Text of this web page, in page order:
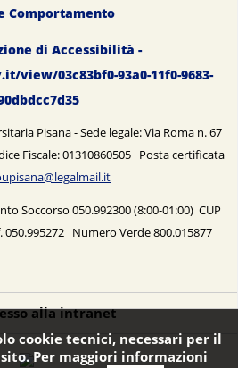
Comportamento
di Accessibilità -
view/03c83bf0-93a0-11f0-9683-
Pisana - Sede legale: Via Roma n. 67
Fiscale: 01310860505 Posta certificata
Soccorso 050.992300 (8:00-01:00) CUP
050.995272 Numero Verde 800.015877
alla intranet
cookie tecnici, necessari per il
Per maggiori informazioni